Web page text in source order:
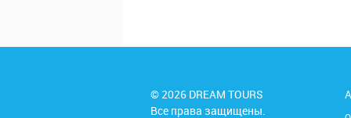
© 2026 DREAM TOURS
Все права защищены.